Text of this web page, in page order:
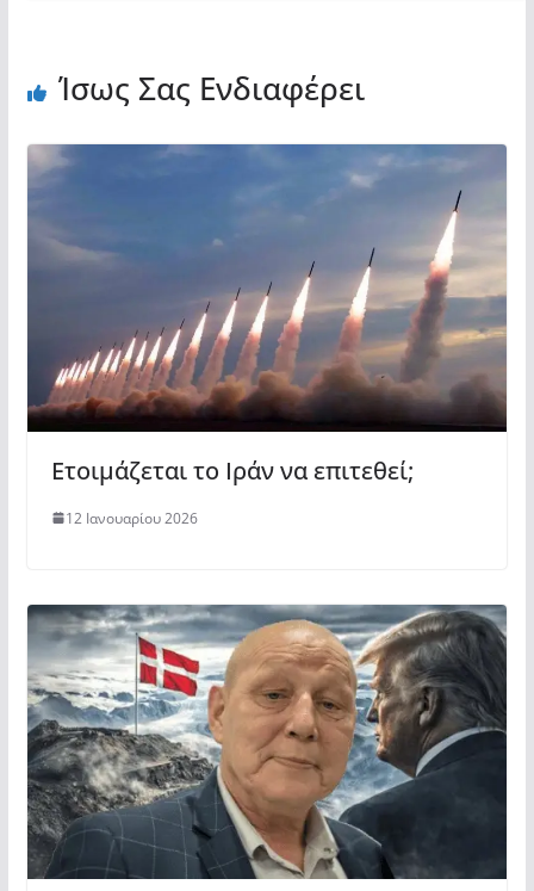
Ίσως Σας Ενδιαφέρει
Ετοιμάζεται το Ιράν να επιτεθεί;
12 Ιανουαρίου 2026